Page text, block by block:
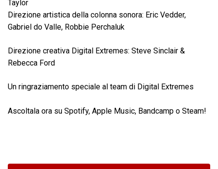
Taylor
Direzione artistica della colonna sonora: Eric Vedder,
Gabriel do Valle, Robbie Perchaluk
Direzione creativa Digital Extremes: Steve Sinclair &
Rebecca Ford
Un ringraziamento speciale al team di Digital Extremes
Ascoltala ora su Spotify, Apple Music, Bandcamp o Steam!